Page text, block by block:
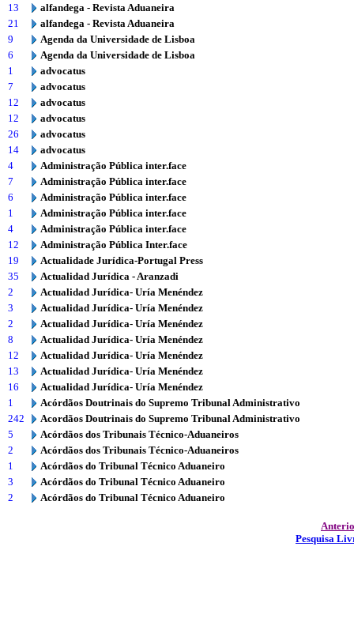
13
alfandega - Revista Aduaneira
21
alfandega - Revista Aduaneira
9
Agenda da Universidade de Lisboa
6
Agenda da Universidade de Lisboa
1
advocatus
7
advocatus
12
advocatus
12
advocatus
26
advocatus
14
advocatus
4
Administração Pública inter.face
7
Administração Pública inter.face
6
Administração Pública inter.face
1
Administração Pública inter.face
4
Administração Pública inter.face
12
Administração Pública Inter.face
19
Actualidade Jurídica-Portugal Press
35
Actualidad Jurídica - Aranzadi
2
Actualidad Jurídica- Uría Menéndez
3
Actualidad Jurídica- Uría Menéndez
2
Actualidad Jurídica- Uría Menéndez
8
Actualidad Jurídica- Uría Menéndez
12
Actualidad Jurídica- Uría Menéndez
13
Actualidad Jurídica- Uría Menéndez
16
Actualidad Jurídica- Uría Menéndez
1
Acórdãos Doutrinais do Supremo Tribunal Administrativo
242
Acordãos Doutrinais do Supremo Tribunal Administrativo
5
Acórdãos dos Tribunais Técnico-Aduaneiros
2
Acórdãos dos Tribunais Técnico-Aduaneiros
1
Acórdãos do Tribunal Técnico Aduaneiro
3
Acórdãos do Tribunal Técnico Aduaneiro
2
Acórdãos do Tribunal Técnico Aduaneiro
Pesquisa